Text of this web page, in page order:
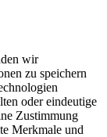
wir
zu speichern
oder eindeutige
Zustimmung
Merkmale und